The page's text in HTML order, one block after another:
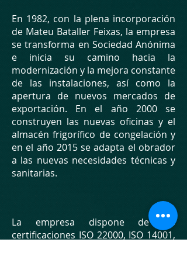
En 1982, con la plena incorporación
de Mateu Bataller Feixas, la empresa
se transforma en Sociedad Anónima
e inicia su camino hacia la
modernización y la mejora constante
de las instalaciones, así como la
apertura de nuevos mercados de
exportación. En el año 2000 se
construyen las nuevas oficinas y el
almacén frigorífico de congelación y
en el año 2015 se adapta el obrador
a las nuevas necesidades técnicas y
sanitarias.
La empresa dispone de las
certificaciones ISO 22000, ISO 14001,